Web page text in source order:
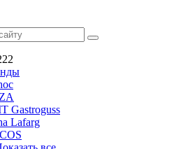
Gastroguss
Lafarg